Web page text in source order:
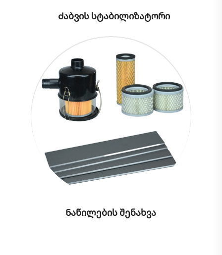
Ძაბვის სტაბილიზატორი
Ნაწილების შენახვა